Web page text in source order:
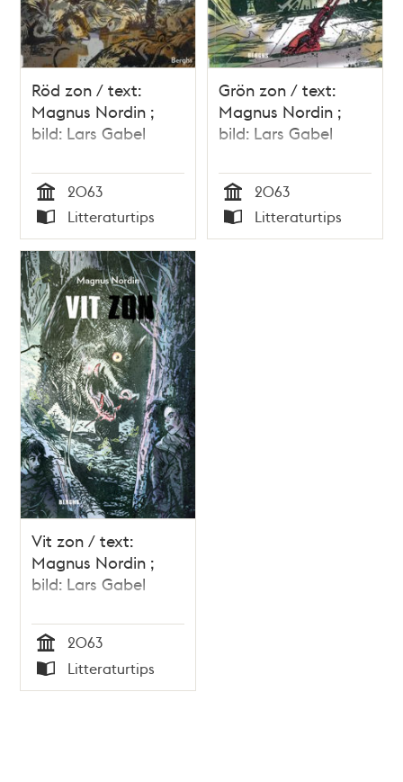
Röd zon / text:
Magnus Nordin ;
bild: Lars Gabel
Tid
2063
Typ
Litteraturtips
Grön zon / text:
Magnus Nordin ;
bild: Lars Gabel
Tid
2063
Typ
Litteraturtips
Vit zon / text:
Magnus Nordin ;
bild: Lars Gabel
Tid
2063
Typ
Litteraturtips